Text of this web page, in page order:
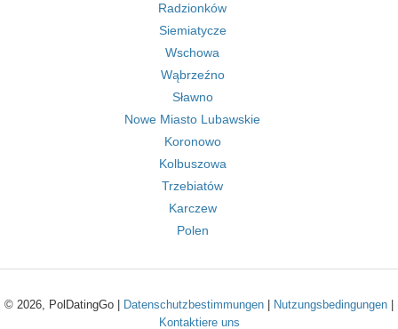
Radzionków
Siemiatycze
Wschowa
Wąbrzeźno
Sławno
Nowe Miasto Lubawskie
Koronowo
Kolbuszowa
Trzebiatów
Karczew
Polen
© 2026, PolDatingGo | Datenschutzbestimmungen Nutzungsbedingungen
Kontaktiere uns